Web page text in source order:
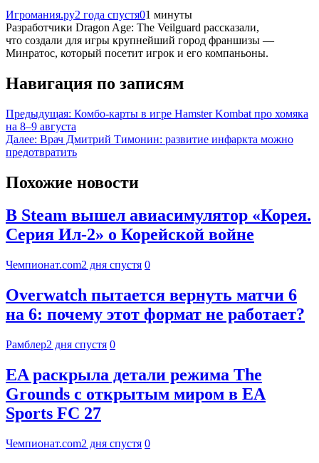
Игромания.ру2 года спустя01 минуты
Разработчики Dragon Age: The Veilguard рассказали,
что создали для игры крупнейший город франшизы —
Минратос, который посетит игрок и его компаньоны.
Навигация по записям
Предыдущая: Комбо-карты в игре Hamster Kombat про хомяка
на 8–9 августа
Далее: Врач Дмитрий Тимонин: развитие инфаркта можно
предотвратить
Похожие новости
В Steam вышел авиасимулятор «Корея.
Серия Ил-2» о Корейской войне
Чемпионат.com2 дня спустя 0
Overwatch пытается вернуть матчи 6
на 6: почему этот формат не работает?
Рамблер2 дня спустя 0
EA раскрыла детали режима The
Grounds с открытым миром в EA
Sports FC 27
Чемпионат.com2 дня спустя 0